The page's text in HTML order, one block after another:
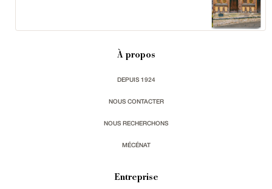
À propos
DEPUIS 1924
NOUS CONTACTER
NOUS RECHERCHONS
MÉCÉNAT
Entreprise